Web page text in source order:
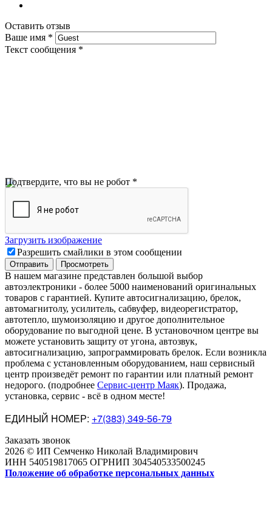
Оставить отзыв
Ваше имя *
Текст сообщения *
Подтвердите, что вы не робот *
Загрузить изображение
Разрешить смайлики в этом сообщении
В нашем магазине представлен большой выбор
автоэлектроники - более 5000 наименований оригинальных
товаров с гарантией. Купите автосигнализацию, брелок,
автомагнитолу, усилитель, сабвуфер, видеорегистратор,
автотепло, шумоизоляцию и другое дополнительное
оборудование по выгодной цене. В установочном центре вы
можете установить защиту от угона, автозвук,
автосигнализацию, запрограммировать брелок. Если возникла
проблема с установленным оборудованием, наш сервисный
центр произведёт ремонт по гарантии или платный ремонт
недорого. (подробнее Сервис-центр Маяк). Продажа,
установка, сервис - всё в одном месте!
ЕДИНЫЙ НОМЕР: +7(383) 349-56-79
Заказать звонок
2026 © ИП Семченко Николай Владимирович
ИНН 540519817065 ОГРНИП 304540533500245
Положение об обработке персональных данных